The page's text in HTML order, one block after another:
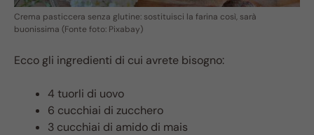
Crema pasticcera senza glutine: sostituisci la farina così, sarà
buonissima (Fonte foto: Pixabay)
Ecco gli ingredienti di cui avrete bisogno:
4 tuorli di uovo
6 cucchiai di zucchero
3 cucchiai di amido di mais